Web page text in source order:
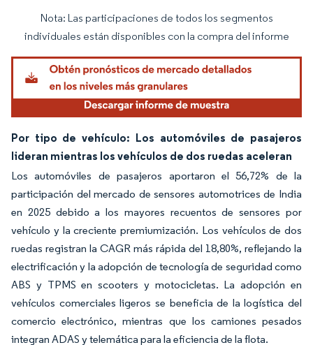
Imagen © Mordor Intelligence. El uso requiere atribución según CC BY 4.0.
Nota: Las participaciones de todos los segmentos
individuales están disponibles con la compra del informe
Por tipo de vehículo: Los automóviles de pasajeros
lideran mientras los vehículos de dos ruedas aceleran
Los automóviles de pasajeros aportaron el 56,72% de la
participación del mercado de sensores automotrices de India
en 2025 debido a los mayores recuentos de sensores por
vehículo y la creciente premiumización. Los vehículos de dos
ruedas registran la CAGR más rápida del 18,80%, reflejando la
electrificación y la adopción de tecnología de seguridad como
ABS y TPMS en scooters y motocicletas. La adopción en
vehículos comerciales ligeros se beneficia de la logística del
comercio electrónico, mientras que los camiones pesados
integran ADAS y telemática para la eficiencia de la flota.